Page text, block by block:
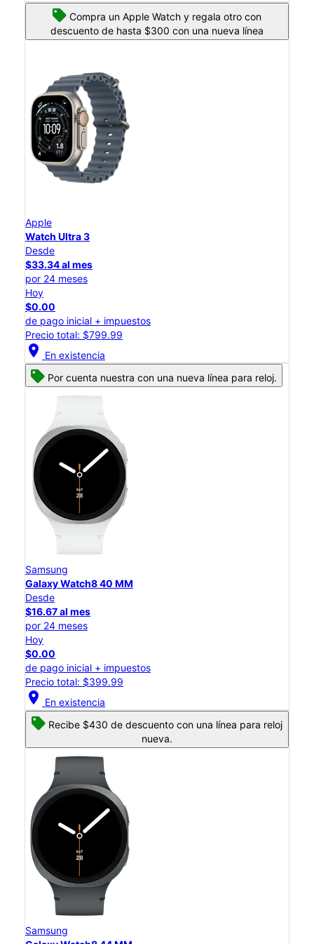
Compra un Apple Watch y regala otro con
descuento de hasta $300 con una nueva línea
Apple
Watch Ultra 3
Desde
$33.34 al mes
por 24 meses
Hoy
$0.00
de pago inicial + impuestos
Precio total: $799.99
location_on En existencia
Por cuenta nuestra con una nueva línea para reloj.
Samsung
Galaxy Watch8 40 MM
Desde
$16.67 al mes
por 24 meses
Hoy
$0.00
de pago inicial + impuestos
Precio total: $399.99
location_on En existencia
Recibe $430 de descuento con una línea para reloj
nueva.
Samsung